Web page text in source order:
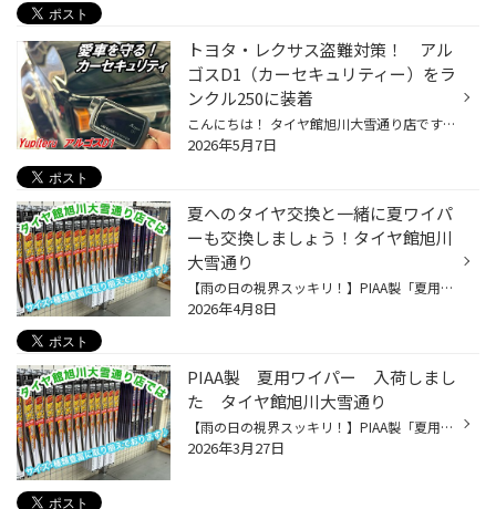
トヨタ・レクサス盗難対策！ アル
ゴスD1（カーセキュリティー）をラ
ンクル250に装着
こんにちは！ タイヤ館旭川大雪通り店です！ 「トヨタ ランドクルーザー250」に 愛車を守る最新の対策 カーセキュリティ【Yupiteru アルゴスD1】 をお取り付けいたしましたのでご紹介いたします！ ➡自動車盗難を防ぐ心強い味方！ ＞＞＞Yupiteru アルゴスD1 メーカーHPをみてみる ➡トヨタ車/レクサ...
2026年5月7日
夏へのタイヤ交換と一緒に夏ワイパ
ーも交換しましょう！タイヤ館旭川
大雪通り
【雨の日の視界スッキリ！】PIAA製「夏用ワイパー」 「最近、ワイパーの拭きムラが気になる…」 「雨の日に動かすと、ガガガッと音がする…」 そんな症状はありませんか？ 強い日差しや熱で硬くなったワイパーゴムは、本来の性能を発揮できません。 タイヤ館では、信頼のブランド「PIAA（ピア）」の高...
2026年4月8日
PIAA製 夏用ワイパー 入荷しまし
た タイヤ館旭川大雪通り
【雨の日の視界スッキリ！】PIAA製「夏用ワイパー」 「最近、ワイパーの拭きムラが気になる…」 「雨の日に動かすと、ガガガッと音がする…」 そんな症状はありませんか？ 強い日差しや熱で硬くなったワイパーゴムは、本来の性能を発揮できません。 タイヤ館では、信頼のブランド「PIAA（ピア）」の高...
2026年3月27日